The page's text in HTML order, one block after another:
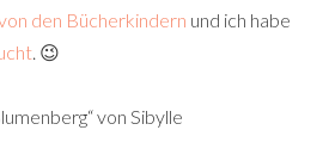
den Bücherkindern und ich habe
. 😉
von Sibylle